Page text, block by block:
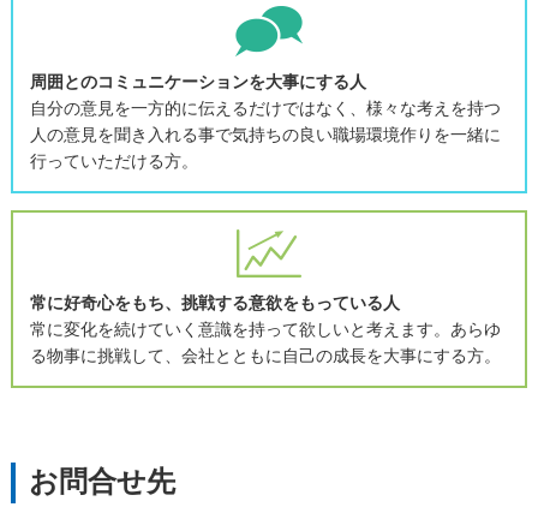
周囲とのコミュニケーションを大事にする人
自分の意見を一方的に伝えるだけではなく、様々な考えを持つ
人の意見を聞き入れる事で気持ちの良い職場環境作りを一緒に
行っていただける方。
常に好奇心をもち、挑戦する意欲をもっている人
常に変化を続けていく意識を持って欲しいと考えます。あらゆ
る物事に挑戦して、会社とともに自己の成長を大事にする方。
お問合せ先